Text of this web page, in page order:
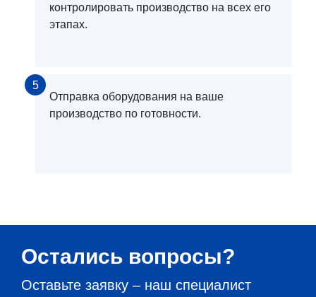
контролировать производство на всех его
этапах.
5
Отправка оборудования на ваше
производство по готовности.
Остались вопросы?
Оставьте заявку – наш специалист